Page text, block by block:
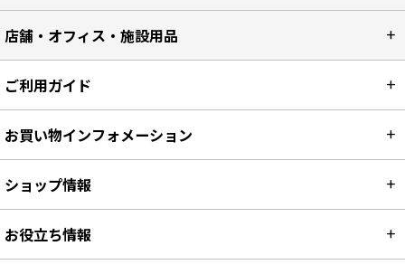
店舗・オフィス・施設用品
ご利用ガイド
お買い物インフォメーション
ショップ情報
お役立ち情報